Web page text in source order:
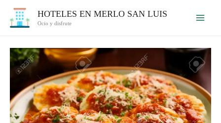
HOTELES EN MERLO SAN LUIS
Ocio y disfrute